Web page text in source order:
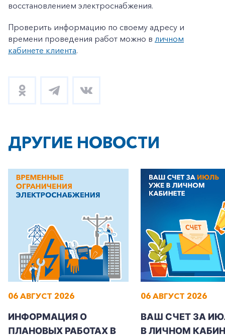
Частным клиентам
Корпоративным клиентам
восстановлением электроснабжения.
Проверить информацию по своему адресу и
времени проведения работ можно в личном
кабинете клиента.
ДРУГИЕ НОВОСТИ
06 АВГУСТ 2026
ИНФОРМАЦИЯ О
ПЛАНОВЫХ РАБОТАХ В
06 АВГУСТ 2026
ВАШ СЧЕТ ЗА
В ЛИЧНОМ